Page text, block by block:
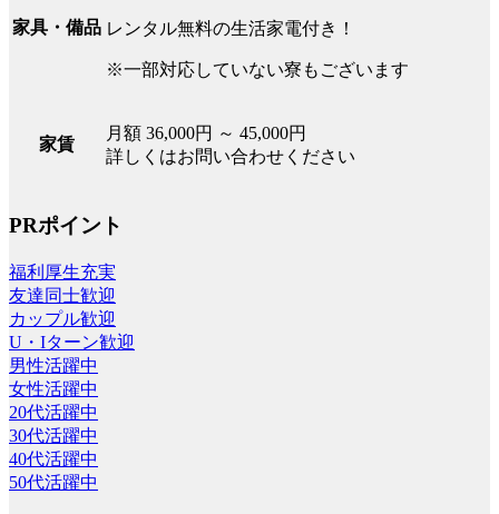
家具・備品 レンタル無料の生活家電付き！
※一部対応していない寮もございます
家賃
月額 36,000円 ～ 45,000円
詳しくはお問い合わせください
PRポイント
福利厚生充実
友達同士歓迎
カップル歓迎
U・Iターン歓迎
男性活躍中
女性活躍中
20代活躍中
30代活躍中
40代活躍中
50代活躍中